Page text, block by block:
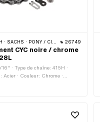
521 & 512) · ZÜNDAPP BELMONDO · TOMOS · BYE BIKE 26749
CYC noire / chrome
· Type de chaîne: 415H ·
· Couleur: Chrome ·
128 pcs · Circonférence